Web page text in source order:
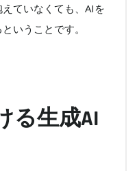
ていなくても、AIを
いうことです。
る生成AI